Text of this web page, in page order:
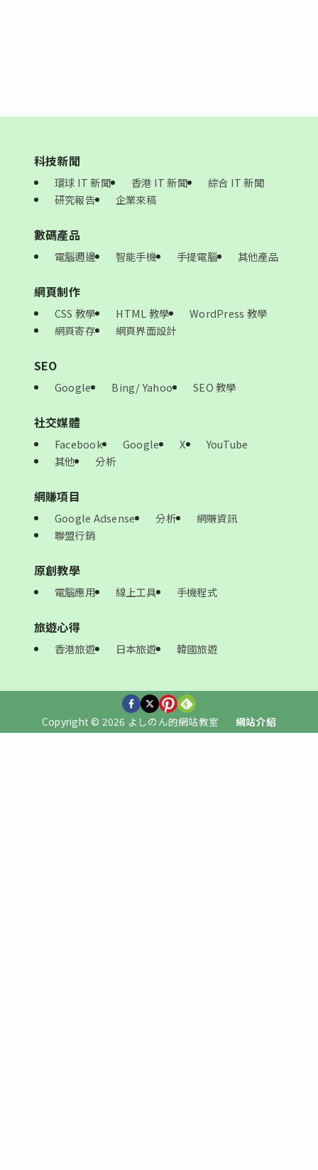
科技新聞
環球 IT 新聞 香港 IT 新聞
綜合 IT 新聞
研究報告
企業來稿
數碼產品
電腦週邊 智能手機 手提電腦 其他產品
網頁制作
CSS 教學 HTML 教學
WordPress 教學
網頁寄存
網頁界面設計
SEO
Google Bing/ Yahoo SEO 教學
社交媒體
Facebook Google X
YouTube
其他
分析
網賺項目
Google Adsense 分析
網賺資訊
聯盟行銷
原創教學
電腦應用 線上工具 手機程式
旅遊心得
香港旅遊 日本旅遊 韓國旅遊
Copyright © 2026 よしのん的網站教室 網站介紹